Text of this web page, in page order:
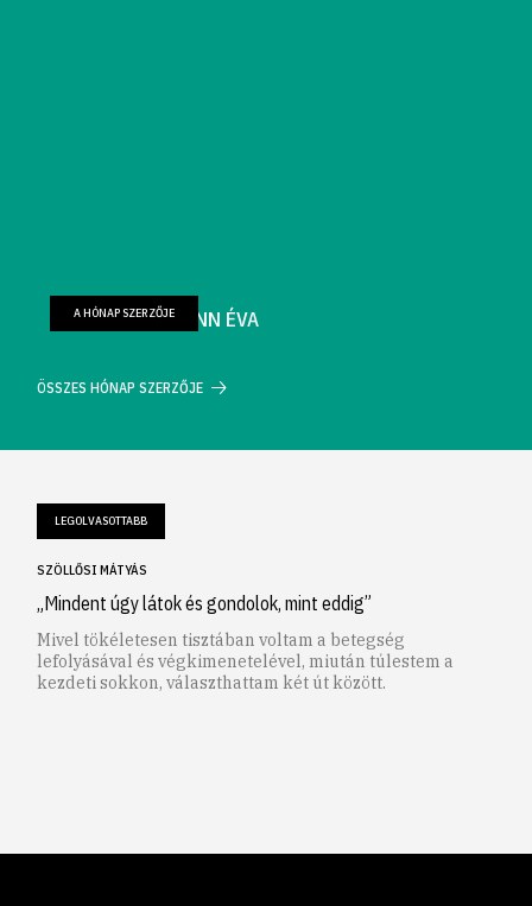
FARKAS WELLMANN ÉVA
A HÓNAP SZERZŐJE
ÖSSZES HÓNAP SZERZŐJE
LEGOLVASOTTABB
SZÖLLŐSI MÁTYÁS
„Mindent úgy látok és gondolok, mint eddig”
Mivel tökéletesen tisztában voltam a betegség
lefolyásával és végkimenetelével, miután túlestem a
kezdeti sokkon, választhattam két út között.